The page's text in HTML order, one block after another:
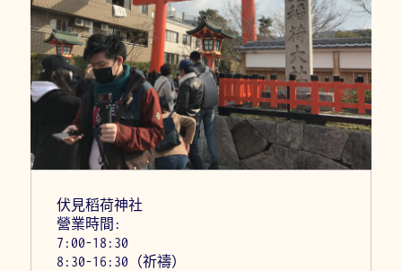
伏見稻荷神社
營業時間:
7:00-18:30
8:30-16:30（祈禱）